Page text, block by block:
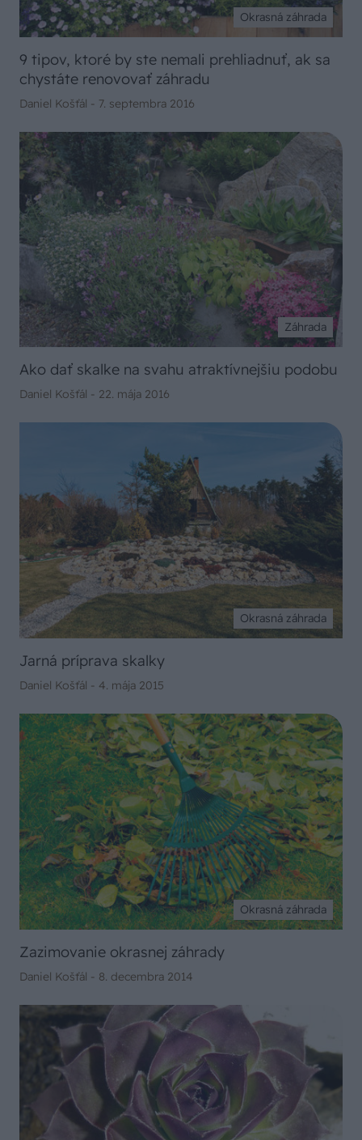
Okrasná záhrada
9 tipov, ktoré by ste nemali prehliadnuť, ak sa
chystáte renovovať záhradu
Daniel Košťál - 7. septembra 2016
Záhrada
Ako dať skalke na svahu atraktívnejšiu podobu
Daniel Košťál - 22. mája 2016
Okrasná záhrada
Jarná príprava skalky
Daniel Košťál - 4. mája 2015
Okrasná záhrada
Zazimovanie okrasnej záhrady
Daniel Košťál - 8. decembra 2014